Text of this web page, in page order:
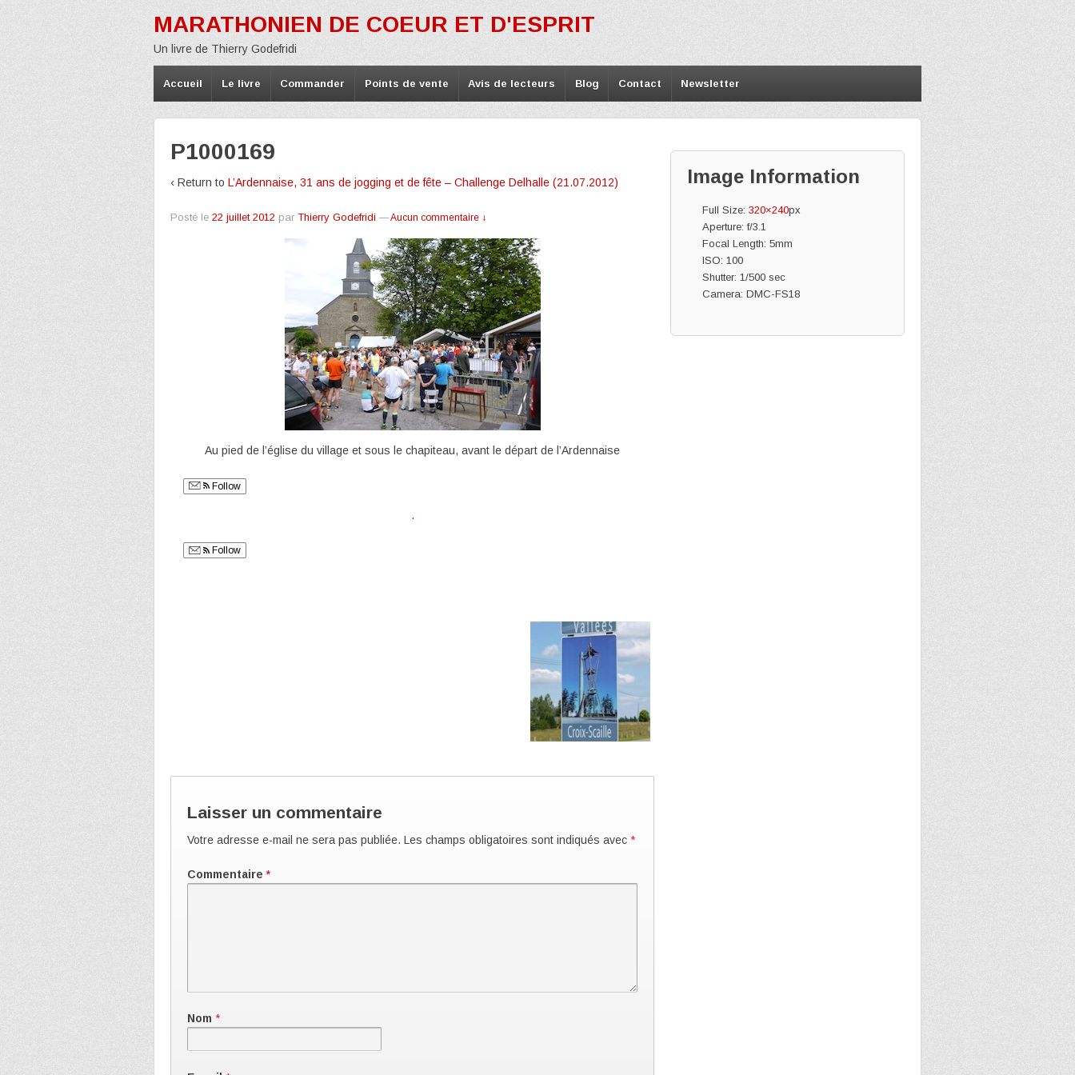
MARATHONIEN DE COEUR ET D'ESPRIT
Un livre de Thierry Godefridi
Accueil Le livre Commander Points de vente Avis de lecteurs Blog Contact Newsletter
P1000169
‹ Return to L’Ardennaise, 31 ans de jogging et de fête – Challenge Delhalle (21.07.2012)
Posté le 22 juillet 2012 par Thierry Godefridi —Aucun commentaire ↓
Au pied de l’église du village et sous le chapiteau, avant le départ de l’Ardennaise
Follow
.
Follow
Laisser un commentaire
Votre adresse e-mail ne sera pas publiée. Les champs obligatoires sont indiqués avec *
Commentaire *
Nom *
Image Information
Full Size:320×240px
Aperture: f/3.1
Focal Length: 5mm
ISO: 100
Shutter: 1/500 sec
Camera: DMC-FS18